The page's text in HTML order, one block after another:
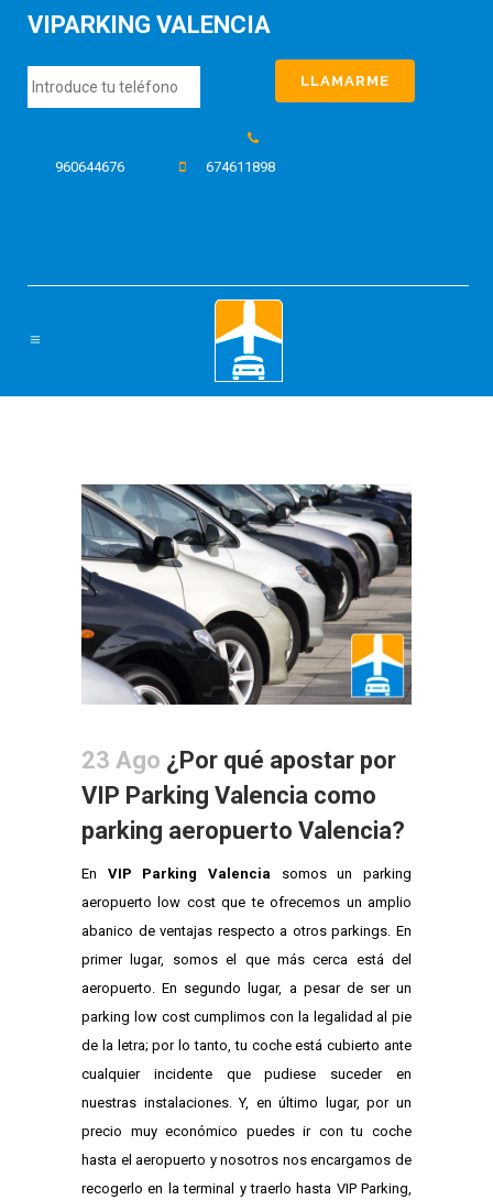
VIPARKING VALENCIA
960644676 674611898
23 Ago ¿Por qué apostar por
VIP Parking Valencia como
parking aeropuerto Valencia?
En VIP Parking Valencia somos un parking
aeropuerto low cost que te ofrecemos un amplio
abanico de ventajas respecto a otros parkings. En
primer lugar, somos el que más cerca está del
aeropuerto. En segundo lugar, a pesar de ser un
parking low cost cumplimos con la legalidad al pie
de la letra; por lo tanto, tu coche está cubierto ante
cualquier incidente que pudiese suceder en
nuestras instalaciones. Y, en último lugar, por un
precio muy económico puedes ir con tu coche
hasta el aeropuerto y nosotros nos encargamos de
recogerlo en la terminal y traerlo hasta VIP Parking,